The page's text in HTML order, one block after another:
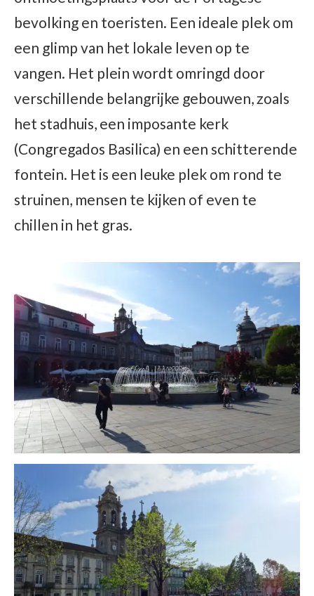
bevolking en toeristen. Een ideale plek om
een glimp van het lokale leven op te
vangen. Het plein wordt omringd door
verschillende belangrijke gebouwen, zoals
het stadhuis, een imposante kerk
(Congregados Basilica) en een schitterende
fontein. Het is een leuke plek om rond te
struinen, mensen te kijken of even te
chillen in het gras.